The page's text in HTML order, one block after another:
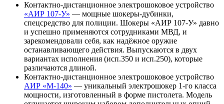
Контактно-дистанционное электрошоковое устройство
«АИР 107-У» — мощные шокеры-дубинки,
спецсредство для полиции. Шокеры «АИР 107-У» давно
и успешно применяются сотрудниками МВД, и
зарекомендовали себя, как надёжное оружие
останавливающего действия. Выпускаются в двух
вариантах исполнения (исп.350 и исп.250), которые
различаются длиной.
Контактно-дистанционное электрошоковое устройство
АИР «М-140» — уникальный электрошокер 1-го класса
мощности, изготовленный в форме пистолета. Модель